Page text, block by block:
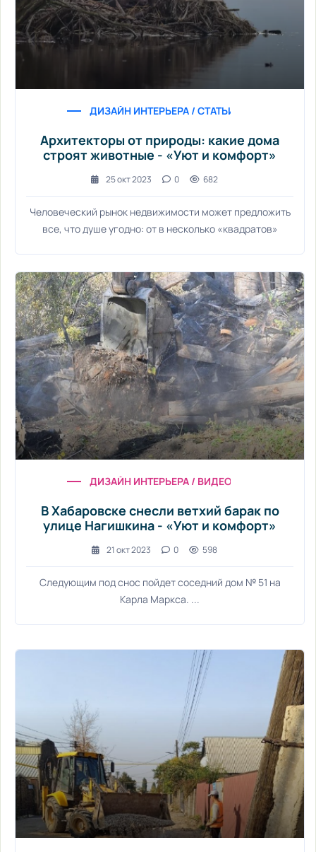
ДИЗАЙН ИНТЕРЬЕРА / СТАТЬИ /
Архитекторы от природы: какие дома
строят животные - «Уют и комфорт»
25 окт 2023 0 682
Человеческий рынок недвижимости может предложить
все, что душе угодно: от в несколько «квадратов»
ДИЗАЙН ИНТЕРЬЕРА / ВИДЕО НОВОСТИ /
В Хабаровске снесли ветхий барак по
улице Нагишкина - «Уют и комфорт»
21 окт 2023 0 598
Следующим под снос пойдет соседний дом № 51 на
Карла Маркса. ...